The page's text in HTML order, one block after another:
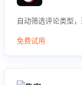
自动筛选评论类型
免费试用